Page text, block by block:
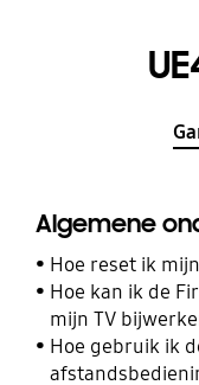
Algemene
Hoe reset ik
Hoe kan ik de
mijn TV
Hoe gebruik ik